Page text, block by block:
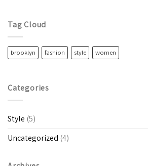
Tag Cloud
brooklyn fashion style women
Categories
Style (5)
Uncategorized (4)